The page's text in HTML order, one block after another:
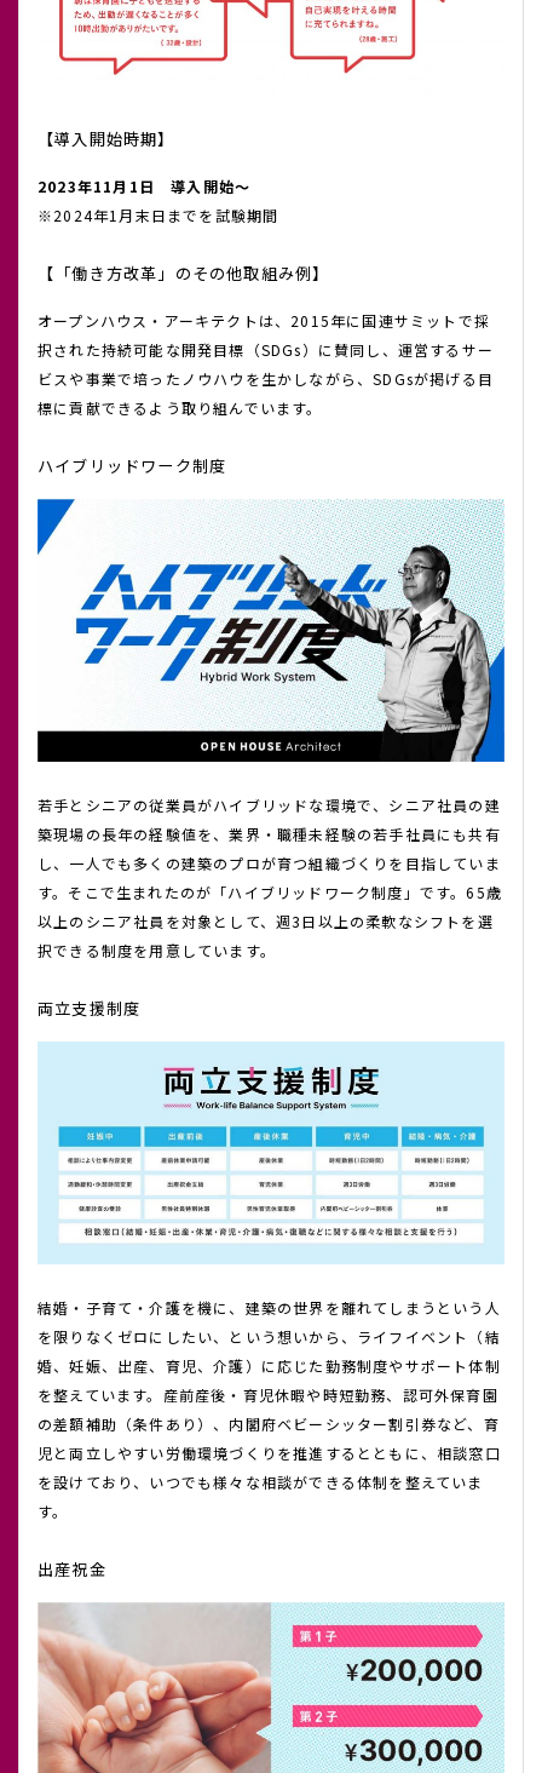
【導入開始時期】
2023年11月1日 導入開始～
※2024年1月末日までを試験期間
【「働き方改革」のその他取組み例】
オープンハウス・アーキテクトは、2015年に国連サミットで採
択された持続可能な開発目標（SDGs）に賛同し、運営するサー
ビスや事業で培ったノウハウを生かしながら、SDGsが掲げる目
標に貢献できるよう取り組んでいます。
ハイブリッドワーク制度
若手とシニアの従業員がハイブリッドな環境で、シニア社員の建
築現場の長年の経験値を、業界・職種未経験の若手社員にも共有
し、一人でも多くの建築のプロが育つ組織づくりを目指していま
す。そこで生まれたのが「ハイブリッドワーク制度」です。65歳
以上のシニア社員を対象として、週3日以上の柔軟なシフトを選
択できる制度を用意しています。
両立支援制度
結婚・子育て・介護を機に、建築の世界を離れてしまうという人
を限りなくゼロにしたい、という想いから、ライフイベント（結
婚、妊娠、出産、育児、介護）に応じた勤務制度やサポート体制
を整えています。産前産後・育児休暇や時短勤務、認可外保育園
の差額補助（条件あり）、内閣府ベビーシッター割引券など、育
児と両立しやすい労働環境づくりを推進するとともに、相談窓口
を設けており、いつでも様々な相談ができる体制を整えていま
す。
出産祝金